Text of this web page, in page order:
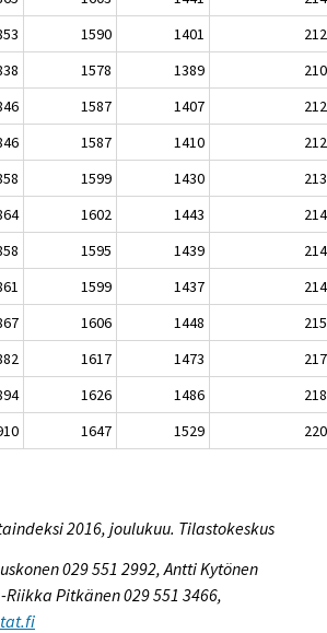
1590 1401
1578 1389
1587 1407
1587 1410
1599 1430
1602 1443
1595 1439
1599 1437
1606 1448
1617 1473
1626 1486
1647 1529
2016, joulukuu. Tilastokeskus
029 551 2992, Antti Kytönen
Riikka Pitkänen 029 551 3466,